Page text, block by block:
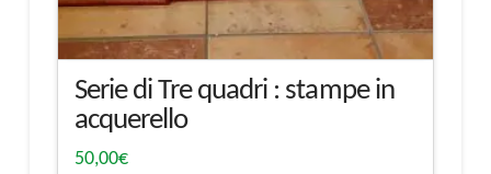
Serie di Tre quadri : stampe in
acquerello
50,00€